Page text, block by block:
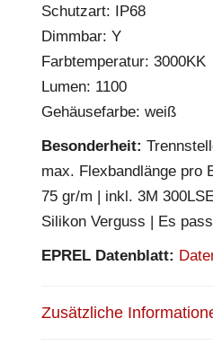
Schutzart: IP68
Dimmbar: Y
Farbtemperatur: 3000KK
Lumen: 1100
Gehäusefarbe: weiß
Besonderheit:
max. Flexbandlänge pro
75 gr/m | inkl. 3M
Silikon Verguss | Es
EPREL Datenblatt:
Zusätzliche